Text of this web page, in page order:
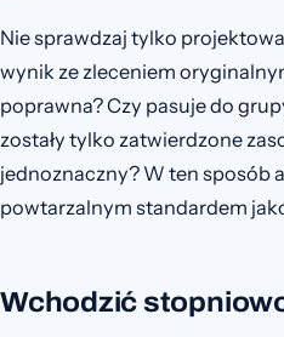
Nie sprawdzaj tylko
wynik ze zleceniem
poprawna? Czy pasuje do
zostały tylko zatwierdzone
jednoznaczny? W ten sposób
powtarzalnym standardem
Wchodzić